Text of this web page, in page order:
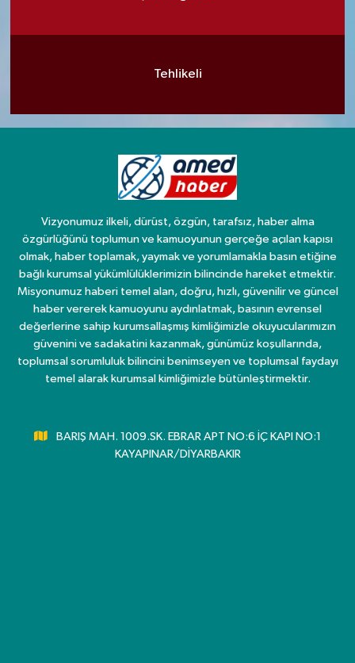
Tehlikeli
Vizyonumuz ilkeli, dürüst, özgün, tarafsız, haber alma
özgürlüğünü toplumun ve kamuoyunun gerçeğe açılan kapısı
olmak, haber toplamak, yaymak ve yorumlamakla basın etiğine
bağlı kurumsal yükümlülüklerimizin bilincinde hareket etmektir.
Misyonumuz haberi temel alan, doğru, hızlı, güvenilir ve güncel
haber vererek kamuoyunu aydınlatmak, basının evrensel
değerlerine sahip kurumsallaşmış kimliğimizle okuyucularımızın
güvenini ve sadakatini kazanmak, günümüz koşullarında,
toplumsal sorumluluk bilincini benimseyen ve toplumsal faydayı
temel alarak kurumsal kimliğimizle bütünleştirmektir.
BARIŞ MAH. 1009.SK. EBRAR APT NO:6 İÇ KAPI NO:1
KAYAPINAR/DİYARBAKIR